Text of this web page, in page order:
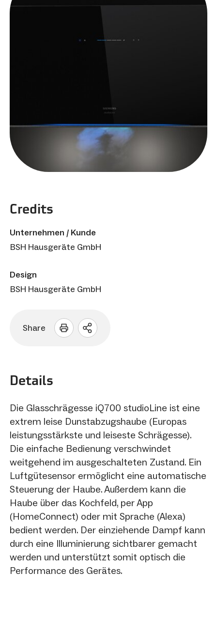
Credits
Unternehmen / Kunde
BSH Hausgeräte GmbH
Design
BSH Hausgeräte GmbH
Share
Sharing
Details
Die Glasschrägesse iQ700 studioLine ist eine
extrem leise Dunstabzugshaube (Europas
leistungsstärkste und leiseste Schrägesse).
Die einfache Bedienung verschwindet
weitgehend im ausgeschalteten Zustand. Ein
Luftgütesensor ermöglicht eine automatische
Steuerung der Haube. Außerdem kann die
Haube über das Kochfeld, per App
(HomeConnect) oder mit Sprache (Alexa)
bedient werden. Der einziehende Dampf kann
durch eine Illuminierung sichtbarer gemacht
werden und unterstützt somit optisch die
Performance des Gerätes.